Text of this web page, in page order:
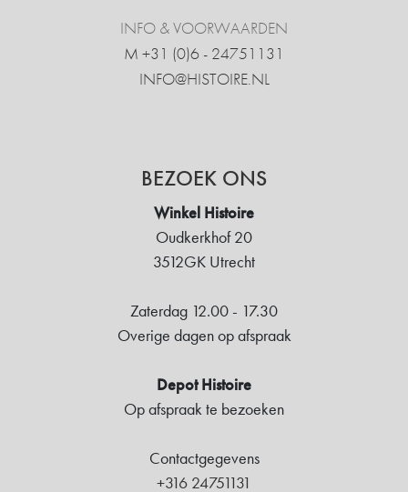
INFO & VOORWAARDEN
M +31 ‍(0)6 - 24751131
INFO@HISTOIRE.NL
BEZOEK ONS
Winkel Histoire
Oudkerkhof 20
3512GK Utrecht
Zaterdag 12.00 - 17.30
Overige dagen op afspraak
Depot Histoire
Op afspraak te bezoeken
Contactgegevens
+316 24751131